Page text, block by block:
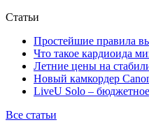
Статьи
Простейшие правила
Что такое кардиоида
Летние цены на
Новый камкордер
LiveU Solo –
Все статьи